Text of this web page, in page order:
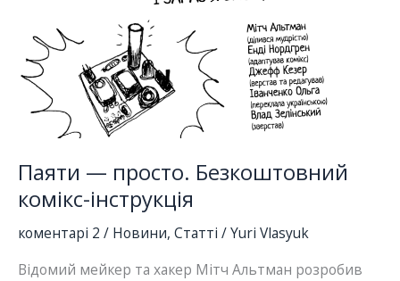
кроки
Паяти — просто. Безкоштовний
комікс-інструкція
коментарі 2 / Новини, Статті /Yuri Vlasyuk
Відомий мейкер та хакер Мітч Альтман розробив